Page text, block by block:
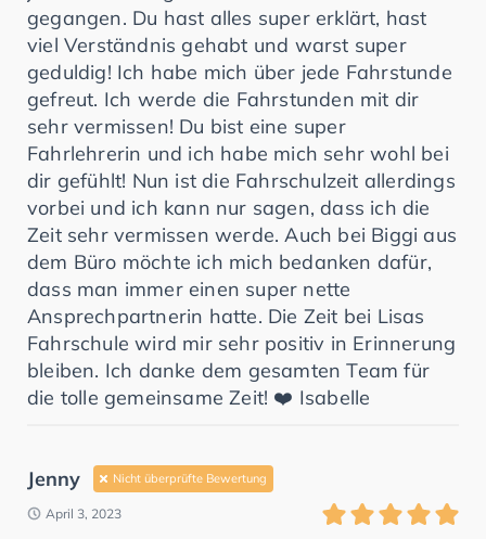
gegangen. Du hast alles super erklärt, hast
viel Verständnis gehabt und warst super
geduldig! Ich habe mich über jede Fahrstunde
gefreut. Ich werde die Fahrstunden mit dir
sehr vermissen! Du bist eine super
Fahrlehrerin und ich habe mich sehr wohl bei
dir gefühlt! Nun ist die Fahrschulzeit allerdings
vorbei und ich kann nur sagen, dass ich die
Zeit sehr vermissen werde. Auch bei Biggi aus
dem Büro möchte ich mich bedanken dafür,
dass man immer einen super nette
Ansprechpartnerin hatte. Die Zeit bei Lisas
Fahrschule wird mir sehr positiv in Erinnerung
bleiben. Ich danke dem gesamten Team für
die tolle gemeinsame Zeit! ❤️ Isabelle
Jenny Nicht überprüfte Bewertung
April 3, 2023